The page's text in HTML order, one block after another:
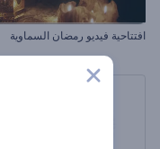
افتتاحية فيديو رمضان السماوية